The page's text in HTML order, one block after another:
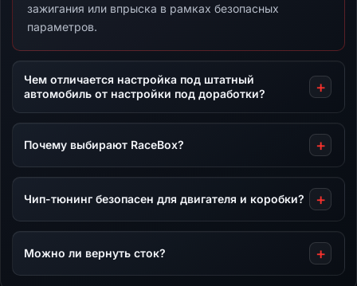
зажигания или впрыска в рамках безопасных
параметров.
Чем отличается настройка под штатный
автомобиль от настройки под доработки?
Почему выбирают RaceBox?
Чип-тюнинг безопасен для двигателя и коробки?
Можно ли вернуть сток?